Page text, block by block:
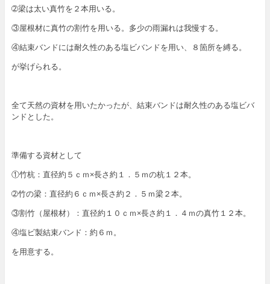
➁梁は太い真竹を２本用いる。
③屋根材に真竹の割竹を用いる。多少の雨漏れは我慢する。
④結束バンドには耐久性のある塩ビバンドを用い、８箇所を縛る。
が挙げられる。
全て天然の資材を用いたかったが、結束バンドは耐久性のある塩ビバ
ンドとした。
準備する資材として
①竹杭：直径約５ｃｍ×長さ約１．５ｍの杭１２本。
➁竹の梁：直径約６ｃｍ×長さ約２．５ｍ梁２本。
③割竹（屋根材）：直径約１０ｃｍ×長さ約１．４ｍの真竹１２本。
④塩ビ製結束バンド：約６ｍ。
を用意する。